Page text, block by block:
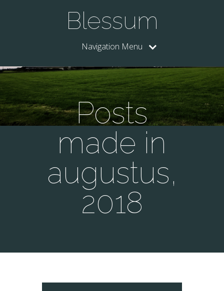
Blessum
Navigation Menu
Posts
made in
augustus,
2018